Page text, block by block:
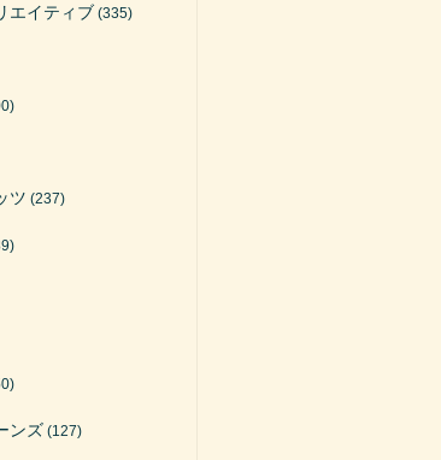
エイティブ (335)
ツ (237)
ンズ (127)